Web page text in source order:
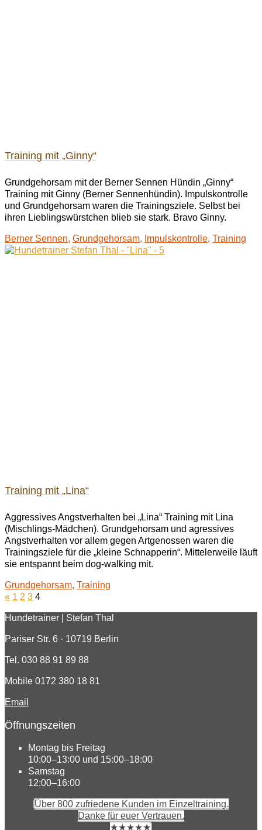
Training mit „Ginny“
Grundgehorsam mit der Berner Sennen Hündin „Ginny“
Training mit Ginny (Berner Sennenhündin). Impulskontrolle
und Grundgehorsam waren die Trainingsziele. Selbst bei
ihren Lieblingswürstchen blieb sie stark. Bravo Ginny.
Berner Sennen, Grundgehorsam, Impulskontrolle, Training
Training mit „Lina“
Aggressives Angstverhalten bei „Lina“ Training mit Lina
(Mischlings-Mädchen). Grundgehorsam und agressives
Angstverhalten vor allem gegen Artgenossen waren die
Trainingsziele für die „kleine Schnapperin“. Mittelerweile läuft
sie entspannt beim dog-walking mit.
Grundgehorsam, Training
« 1 2 3 4
Hundetrainer | Stefan Thal
Pariser Str. 6 · 10719 Berlin
Tel. 030 88 91 89 88
Mobile 0172 380 18 81
Email
Öffnungszeiten
Montag bis Freitag
10:00–13:00 und 15:00–18:00
Samstag
12:00–16:00
Über 800 zufriedene Kunden im Einzeltraining.
Danke für euer Vertrauen.
★★★★★